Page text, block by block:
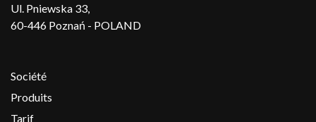
Ul. Pniewska 33,
60-446 Poznań - POLAND
Société
Produits
Tarif